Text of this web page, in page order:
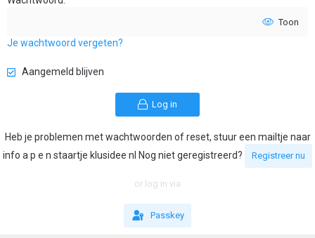
Toon
Je wachtwoord vergeten?
Aangemeld blijven
Log in
Heb je problemen met wachtwoorden of reset, stuur een mailtje naar
info a p e n staartje klusidee nl Nog niet geregistreerd?
Registreer nu
or log in via
Passkey